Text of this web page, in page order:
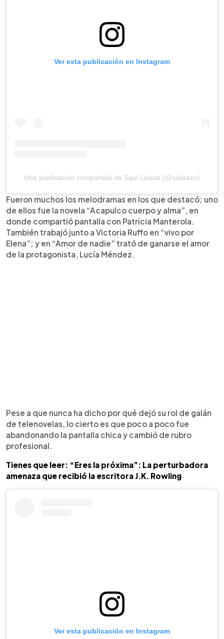
Ver esta publicación en Instagram
Una publicación compartida de Saul Lisazo (@salisazo)
Fueron muchos los melodramas en los que destacó; uno
de ellos fue la novela “Acapulco cuerpo y alma”, en
donde compartió pantalla con Patricia Manterola.
También trabajó junto a Victoria Ruffo en “vivo por
Elena”; y en “Amor de nadie” trató de ganarse el amor
de la protagonista, Lucía Méndez.
Pese a que nunca ha dicho por qué dejó su rol de galán
de telenovelas, lo cierto es que poco a poco fue
abandonando la pantalla chica y cambió de rubro
profesional.
Tienes que leer: “Eres la próxima”: La perturbadora
amenaza que recibió la escritora J.K. Rowling
Ver esta publicación en Instagram